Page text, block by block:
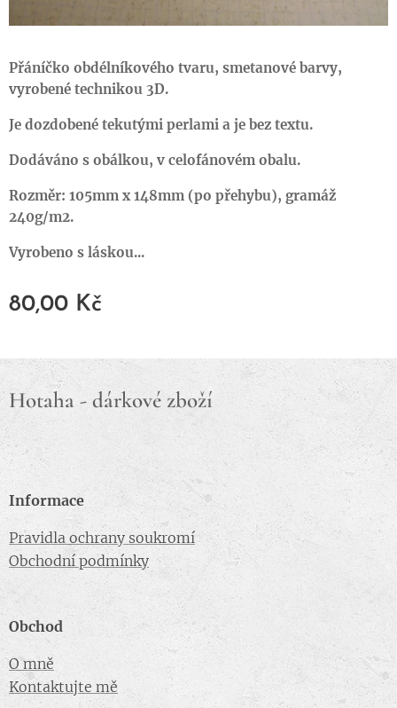
Přáníčko obdélníkového tvaru, smetanové barvy,
vyrobené technikou 3D.
Je dozdobené tekutými perlami a je bez textu.
Dodáváno s obálkou, v celofánovém obalu.
Rozměr: 105mm x 148mm (po přehybu), gramáž
240g/m2.
Vyrobeno s láskou...
80,00 Kč
Hotaha - dárkové zboží
Informace
Pravidla ochrany soukromí
Obchodní podmínky
Obchod
O mně
Kontaktujte mě